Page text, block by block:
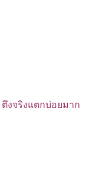
ตึงจริงแตกบ่อยมาก